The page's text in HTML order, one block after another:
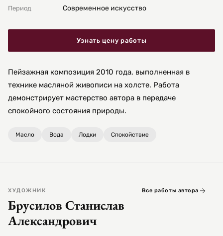
Период Современное искусство
Узнать цену работы
Пейзажная композиция 2010 года, выполненная в
технике масляной живописи на холсте. Работа
демонстрирует мастерство автора в передаче
спокойного состояния природы.
Масло Вода Лодки Спокойствие
ХУДОЖНИК
Брусилов Станислав
Александрович
Все работы автора